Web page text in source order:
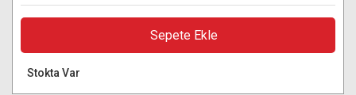
Sepete Ekle
Stokta Var